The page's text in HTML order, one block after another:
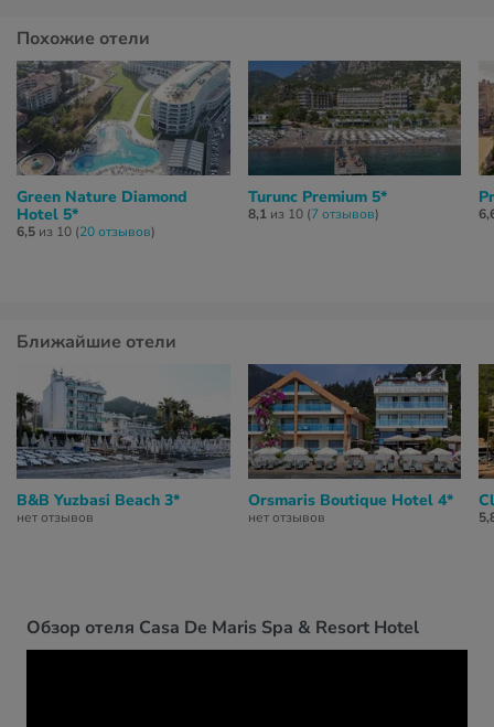
Обзор отеля Casa De Maris Spa & Resort Hotel
Похожие отели
Green Nature Diamond
Hotel 5*
6,5 из 10 (20 отзывов)
Turunc Premium 5*
8,1из 10 (7 отзывов)
Ближайшие отели
B&B Yuzbasi Beach 3*
нет отзывов
Orsmaris Boutique Hotel 4*
нет отзывов